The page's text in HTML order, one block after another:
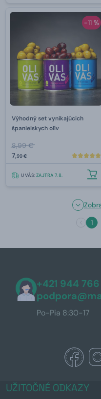
-11 %
Výhodný set vynikajúcich
španielskych olív
8,99 €
7,99 €
U VÁS:ZAJTRA 7. 8.
1
+421 944
Po-Pia 8:30-17
UŽITOČNÉ ODKAZY